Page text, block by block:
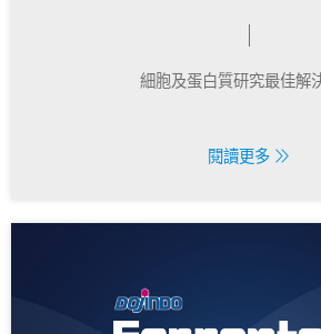
細胞及蛋白質研究最佳解
閱讀更多